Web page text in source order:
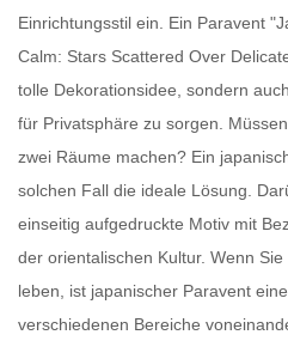
Einrichtungsstil ein. Ein Paravent
Calm: Stars Scattered Over
tolle Dekorationsidee, sondern
für Privatsphäre zu sorgen.
zwei Räume machen? Ein
solchen Fall die ideale Lösung.
einseitig aufgedruckte Motiv mit
der orientalischen Kultur. Wenn
leben, ist japanischer Paravent
verschiedenen Bereiche